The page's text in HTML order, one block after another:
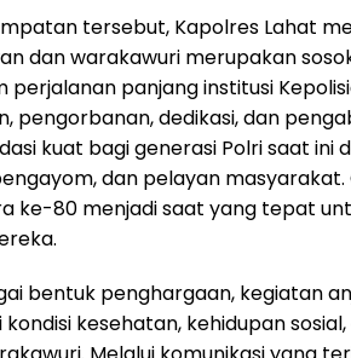
tersebut, Kapolres Lahat
dan warakawuri merupakan
perjalanan panjang institusi
pengorbanan, dedikasi, dan
kuat bagi generasi Polri saat ini
dan pelayan
ke-80 menjadi saat yang tepat
bentuk penghargaan, kegiatan
kesehatan, kehidupan